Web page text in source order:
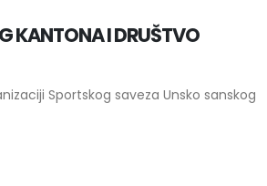
KANTONA I DRUŠTVO
Sportskog saveza Unsko sanskog